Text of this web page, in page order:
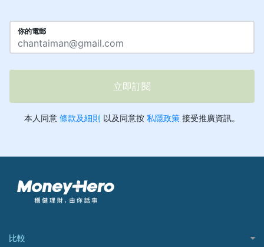
比較